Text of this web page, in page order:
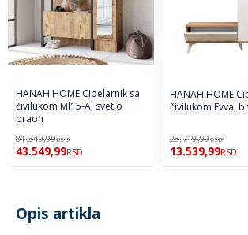
HANAH HOME Cipelarnik sa
čivilukom Ml15-A, svetlo
braon
81.349,99RSD
43.549,99RSD
HANAH HOME
čivilukom Evva,
23.719,99RSD
13.539,99RSD
Opis artikla